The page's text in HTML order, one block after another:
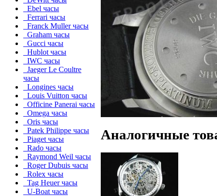
Ebel часы
Ferrari часы
Franck Muller часы
Graham часы
Gucci часы
Hublot часы
IWC часы
Jaeger Le Coultre
часы
Longines часы
Louis Vuitton часы
Officine Panerai часы
Omega часы
Oris часы
Patek Philippe часы
Piaget часы
Rado часы
Raymond Weil часы
Roger Dubuis часы
Rolex часы
Tag Heuer часы
U-Boat часы
Аналогичные